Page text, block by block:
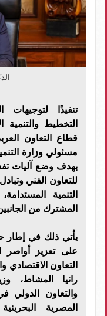
تنفيذًا لتوجيهات
التخطيط والتنمية
قطاع التعاون
مسئولي وزارة
بهدف وضع آليات
للتعاون الفني
التنمية
المشترك من
يأتي ذلك في إطار
على تعزيز أواصر
التعاون
رانيا المشاط،
والتعاون الدولي
المصرية